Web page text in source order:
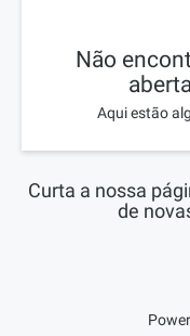
Não
Aqui estão
Curta a nossa
de